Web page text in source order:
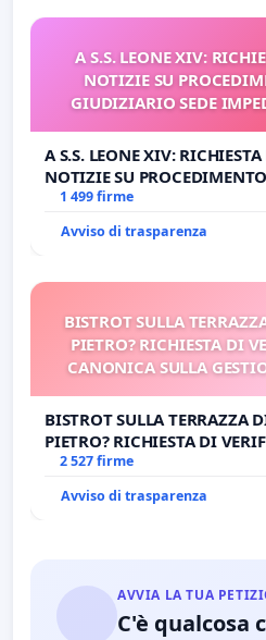
A S.S. LEONE XIV:
NOTIZIE SU
GIUDIZIARIO SEDE
A S.S. LEONE XIV:
NOTIZIE SU PROCEDIMENTO
GIUDIZIARIO SEDE
BENEDETTO XVI
1 499 firme
Avviso di trasparenza
BISTROT SULLA
PIETRO? RICHIESTA DI
CANONICA SULLA
BISTROT SULLA TERRAZZA
PIETRO? RICHIESTA DI
CANONICA SULLA GESTIONE
CARD. GAMBETTI
2 527 firme
Avviso di trasparenza
AVVIA LA TUA
C'è qualcosa